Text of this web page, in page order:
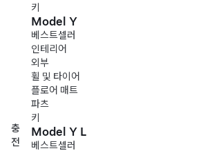
충
전
키
Model Y
베스트셀러
인테리어
외부
휠 및 타이어
플로어 매트
파츠
키
Model Y L
베스트셀러